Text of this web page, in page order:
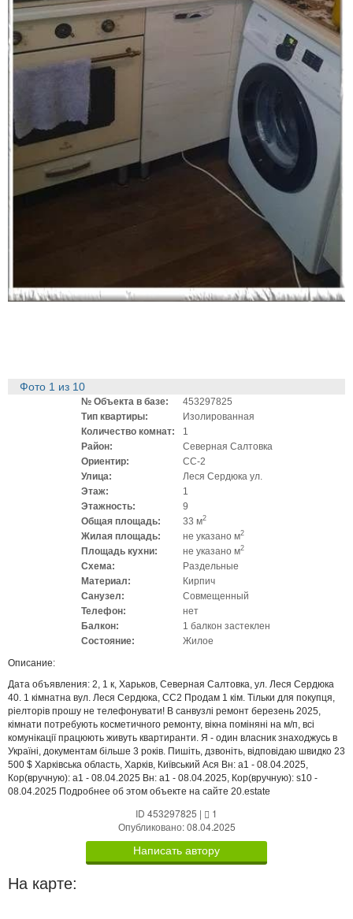
Фото 1 из 10
№ Объекта в базе:
453297825
Тип квартиры:
Изолированная
Количество комнат:
1
Район:
Северная Салтовка
Ориентир:
СС-2
Улица:
Леся Сердюка ул.
Этаж:
1
Этажность:
9
Общая площадь:
33 м2
Жилая площадь: не указано м2
Площадь кухни: не указано м2
Схема:
Раздельные
Материал:
Кирпич
Санузел:
Совмещенный
Телефон:
нет
Балкон:
1 балкон застеклен
Состояние:
Жилое
Описание:
Дата объявления: 2, 1 к, Харьков, Северная Салтовка, ул. Леся Сердюка
40. 1 кімнатна вул. Леся Сердюка, СС2 Продам 1 кім. Тільки для покупця,
ріелторів прошу не телефонувати! В санвузлі ремонт березень 2025,
кімнати потребують косметичного ремонту, вікна поміняні на м/п, всі
комунікації працюють живуть квартиранти. Я - один власник знаходжусь в
Україні, документам більше 3 років. Пишіть, дзвоніть, відповідаю швидко 23
500 $ Харківська область, Харків, Київський Ася Вн: a1 - 08.04.2025,
Кор(вручную): a1 - 08.04.2025 Вн: a1 - 08.04.2025, Кор(вручную): s10 -
08.04.2025 Подробнее об этом объекте на сайте 20.estate
ID 453297825 |
1
Опубликовано: 08.04.2025
Написать автору
На карте: